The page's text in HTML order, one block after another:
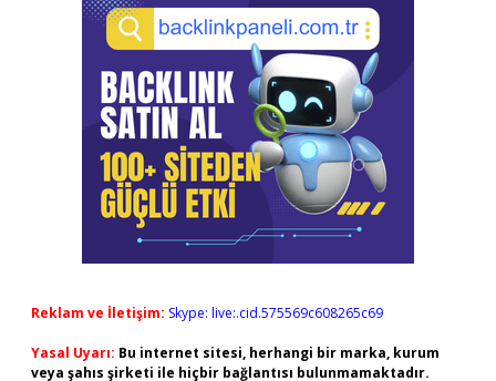
Reklam ve İletişim: Skype: live:.cid.575569c608265c69
Yasal Uyarı: Bu internet sitesi, herhangi bir marka, kurum
veya şahıs şirketi ile hiçbir bağlantısı bulunmamaktadır.